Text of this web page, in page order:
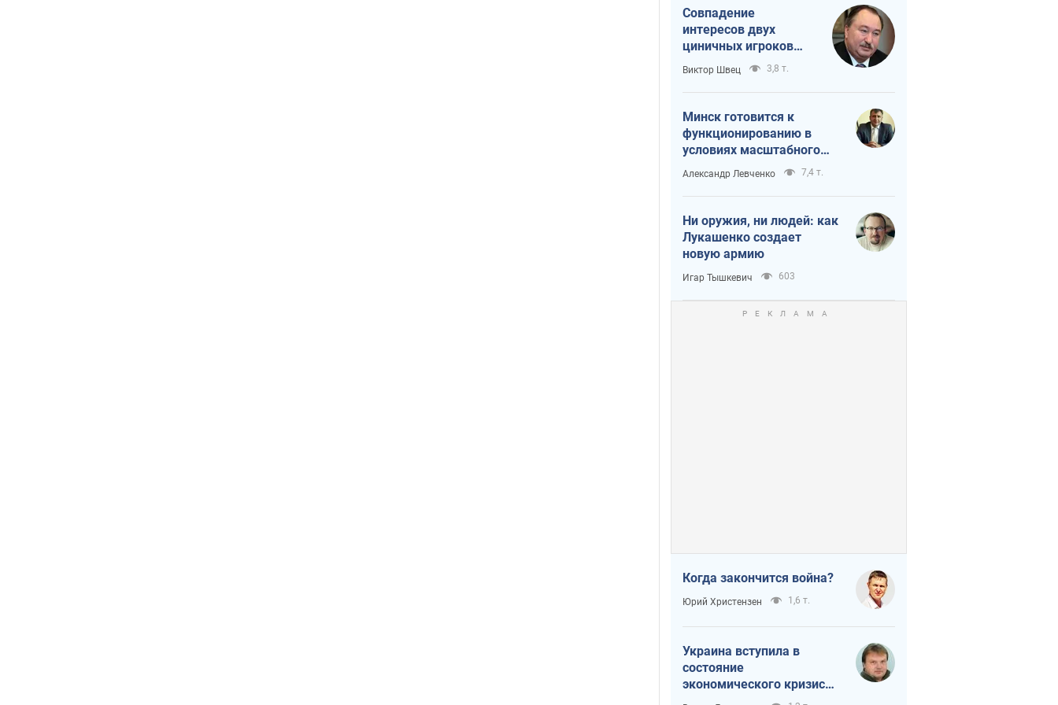
Совпадение
интересов двух
циничных игроков
или тайный план
Трампа и Путина?
Виктор Швец 3,8 т.
Минск готовится к
функционированию в
условиях масштабного
военного кризиса
Александр Левченко 7,4 т.
Ни оружия, ни людей: как
Лукашенко создает
новую армию
Игар Тышкевич 603
Когда закончится война?
Юрий Христензен 1,6 т.
Украина вступила в
состояние
экономического кризиса.
Есть ли свет в конце